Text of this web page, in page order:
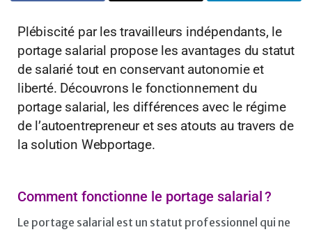
Plébiscité par les travailleurs indépendants, le
portage salarial propose les avantages du statut
de salarié tout en conservant autonomie et
liberté. Découvrons le fonctionnement du
portage salarial, les différences avec le régime
de l’autoentrepreneur et ses atouts au travers de
la solution Webportage.
Comment fonctionne le portage salarial ?
Le portage salarial est un statut professionnel qui ne